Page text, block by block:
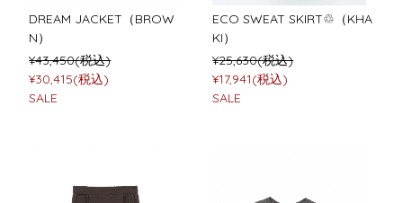
DREAM JACKET（BROW
N）
¥43,450(税込)
¥30,415(税込)
SALE
ECO SWEAT SKIRT♲（KHA
KI）
¥25,630(税込)
¥17,941(税込)
SALE